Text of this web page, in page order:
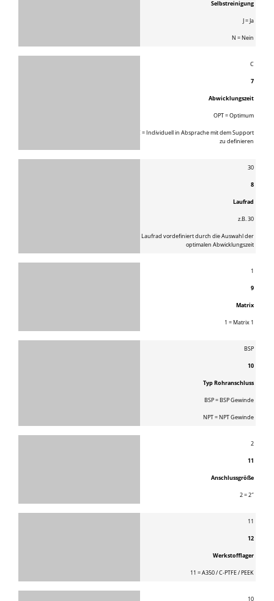
Selbstreinigung
J = Ja
N = Nein
C
7
Abwicklungszeit
OPT = Optimum
C = Individuell in Absprache mit dem Support
zu definieren
30
8
Laufrad
z.B. 30
Laufrad vordefiniert durch die Auswahl der
optimalen Abwicklungszeit
1
9
Matrix
1 = Matrix 1
BSP
10
Typ Rohranschluss
BSP = BSP Gewinde
NPT = NPT Gewinde
2
11
Anschlussgröße
2 = 2″
11
12
Werkstofflager
11 = A350 / C-PTFE / PEEK
10